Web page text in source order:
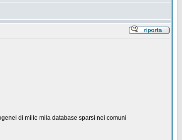
di mille mila database sparsi nei comuni